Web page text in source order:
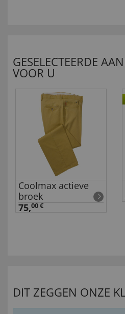
GESELECTEERDE
VOOR U
Coolmax actieve
broek
75,00 €
DIT ZEGGEN ONZE